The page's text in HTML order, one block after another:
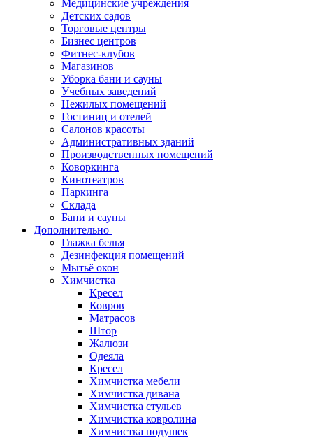
Медицинские учреждения
Детских садов
Торговые центры
Бизнес центров
Фитнес-клубов
Магазинов
Уборка бани и сауны
Учебных заведений
Нежилых помещений
Гостиниц и отелей
Салонов красоты
Административных зданий
Производственных помещений
Коворкинга
Кинотеатров
Паркинга
Склада
Бани и сауны
Дополнительно
Глажка белья
Дезинфекция помещений
Мытьё окон
Химчистка
Кресел
Ковров
Матрасов
Штор
Жалюзи
Одеяла
Кресел
Химчистка мебели
Химчистка дивана
Химчистка стульев
Химчистка ковролина
Химчистка подушек